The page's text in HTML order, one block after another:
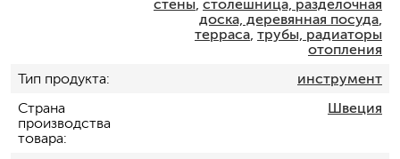
стены столешница, разделочная
доска, деревянная посуда,
терраса, трубы, радиаторы
отопления
Тип продукта
инструмент
Страна
производства
товара
Швеция